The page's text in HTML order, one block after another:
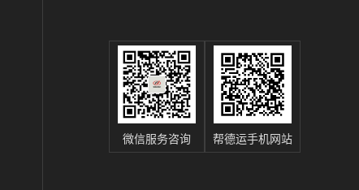
微信服务咨询 帮德运手机网站